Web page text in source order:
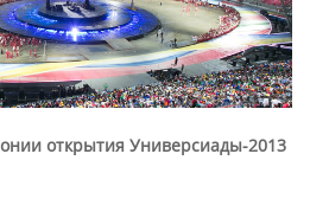
открытия Универсиады-2013